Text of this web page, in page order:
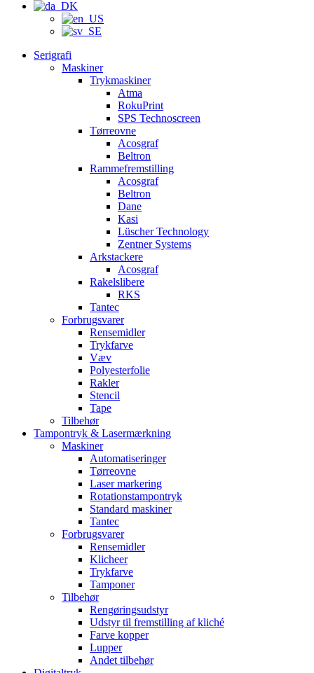
Serigrafi
Maskiner
Trykmaskiner
Atma
RokuPrint
SPS Technoscreen
Tørreovne
Acosgraf
Beltron
Rammefremstilling
Acosgraf
Beltron
Dane
Kasi
Lüscher Technology
Zentner Systems
Arkstackere
Acosgraf
Rakelslibere
RKS
Tantec
Forbrugsvarer
Rensemidler
Trykfarve
Væv
Polyesterfolie
Rakler
Stencil
Tape
Tilbehør
Tampontryk & Lasermærkning
Maskiner
Automatiseringer
Tørreovne
Laser markering
Rotationstampontryk
Standard maskiner
Tantec
Forbrugsvarer
Rensemidler
Klicheer
Trykfarve
Tamponer
Tilbehør
Rengøringsudstyr
Udstyr til fremstilling af kliché
Farve kopper
Lupper
Andet tilbehør